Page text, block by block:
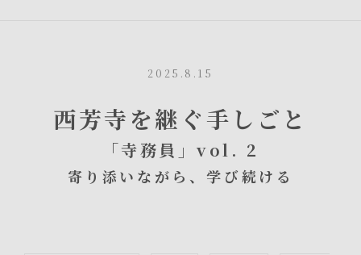
2025.8.15
西芳寺を継ぐ手しごと
「寺務員」vol. 2
寄り添いながら、学び続ける